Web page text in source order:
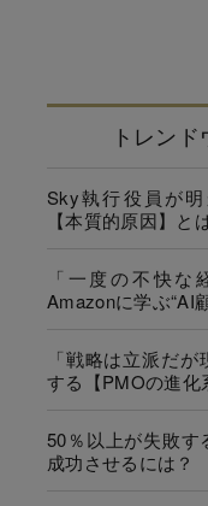
トレン
Sky執行役員が
【本質的原因】と
「一度の不快
Amazonに学ぶ“AI
「戦略は立派だ
する【PMOの進化
50％以上が失敗す
成功させるには？